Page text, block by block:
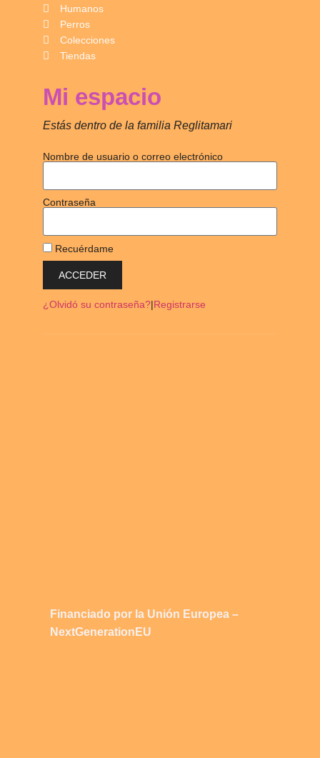
Humanos
Perros
Colecciones
Tiendas
Mi espacio
Estás dentro de la familia Reglitamari
Nombre de usuario o correo electrónico
Contraseña
Recuérdame
ACCEDER
¿Olvidó su contraseña?|Registrarse
Financiado por la Unión Europea –
NextGenerationEU